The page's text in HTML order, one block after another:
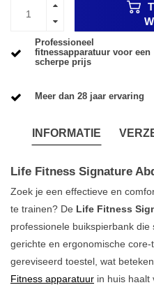
Professioneel
fitnessapparatuur voor een
scherpe prijs
Meer dan 28 jaar ervaring
INFORMATIE
Life Fitness Signature
Zoek je een effectieve en
te trainen? De Life Fitness
professionele buikspierbank
gerichte en ergonomische
gereviseerd toestel, wat
Fitness apparatuur in huis haalt